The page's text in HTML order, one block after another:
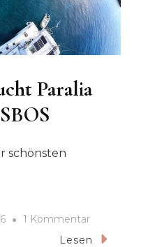
Paralia
schönsten
1 KommentarZu
2024-
Lesen